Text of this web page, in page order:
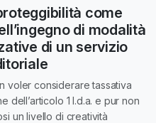
come
di modalità
di un servizio
voler considerare tassativa
dell’articolo 1 l.d.a. e pur non
un livello di creatività